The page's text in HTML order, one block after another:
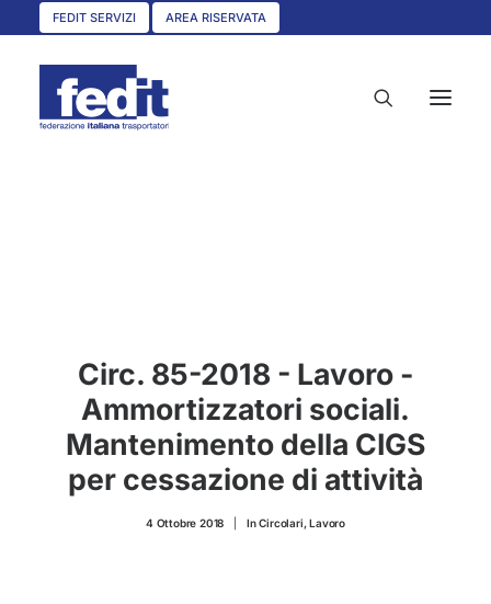
FEDIT SERVIZI AREA RISERVATA
UNISCITI A NOI
CONVENZIONI
ASSOCIAZIONI TERRITORIALI
Circ. 85-2018 - Lavoro -
Ammortizzatori sociali.
Mantenimento della CIGS
per cessazione di attività
4 Ottobre 2018 InCircolari,Lavoro